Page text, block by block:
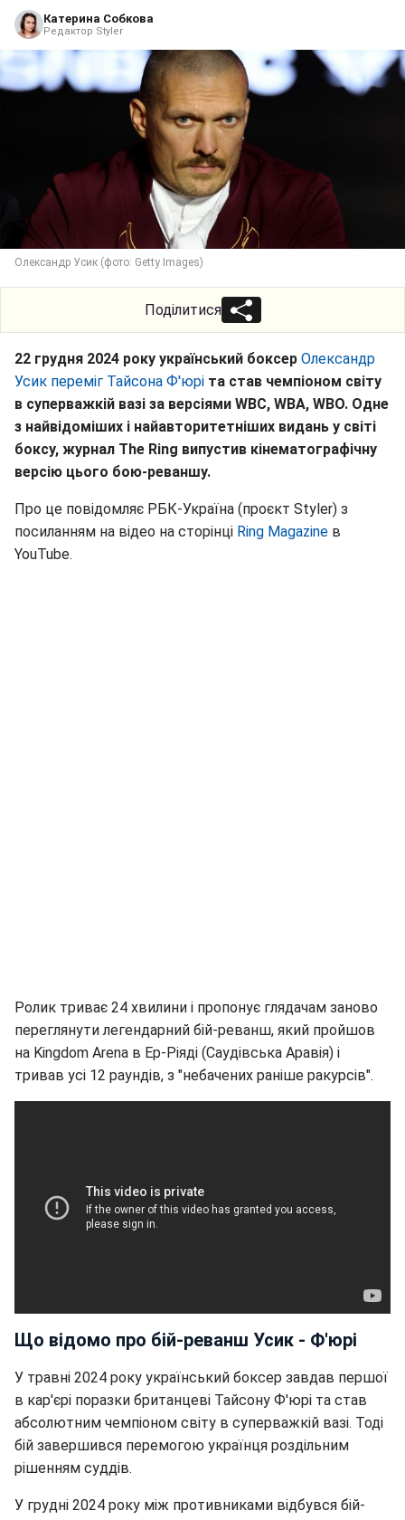
Катерина Собкова
Редактор Styler
Олександр Усик (фото: Getty Images)
Поділитися
22 грудня 2024 року український боксер Олександр
Усик переміг Тайсона Ф'юрі та став чемпіоном світу
в суперважкій вазі за версіями WBC, WBA, WBO. Одне
з найвідоміших і найавторитетніших видань у світі
боксу, журнал The Ring випустив кінематографічну
версію цього бою-реваншу.
Про це повідомляє РБК-Україна (проєкт Styler) з
посиланням на відео на сторінці Ring Magazine в
YouTube.
Ролик триває 24 хвилини і пропонує глядачам заново
переглянути легендарний бій-реванш, який пройшов
на Kingdom Arena в Ер-Ріяді (Саудівська Аравія) і
тривав усі 12 раундів, з "небачених раніше ракурсів".
Що відомо про бій-реванш Усик - Ф'юрі
У травні 2024 року український боксер завдав першої
в кар'єрі поразки британцеві Тайсону Ф'юрі та став
абсолютним чемпіоном світу в суперважкій вазі. Тоді
бій завершився перемогою українця роздільним
рішенням суддів.
У грудні 2024 року між противниками відбувся бій-